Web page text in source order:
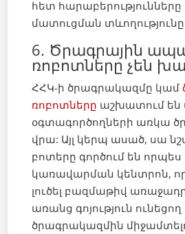
հետ հարաբերությունները
մատուցման
6. Ծրագրային
ռոբոտները չեն
ՀՀԿ-ի ծրագրակազմը կամ
ռոբոտները աշխատում
օգտագործողների առկա
վրա: Այլ կերպ ասած, սա
բոտերը գործում են
կառավարման կենտրոն,
լուծել բազմաթիվ
առանց գոյություն ունեցող
ծրագրակազմին